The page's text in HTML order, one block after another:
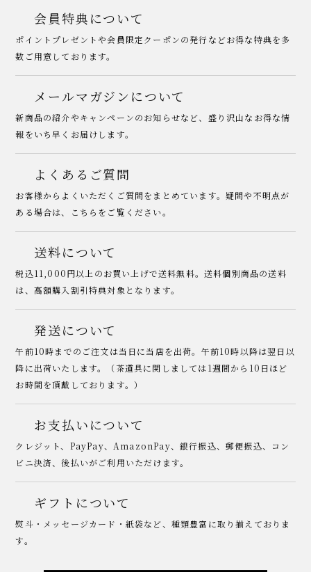
会員特典について
ポイントプレゼントや会員限定クーポンの発行などお得な特典を多
数ご用意しております。
メールマガジンについて
新商品の紹介やキャンペーンのお知らせなど、盛り沢山なお得な情
報をいち早くお届けします。
よくあるご質問
お客様からよくいただくご質問をまとめています。疑問や不明点が
ある場合は、こちらをご覧ください。
送料について
税込11,000円以上のお買い上げで送料無料。送料個別商品の送料
は、高額購入割引特典対象となります。
発送について
午前10時までのご注文は当日に当店を出荷。午前10時以降は翌日以
降に出荷いたします。（茶道具に関しましては1週間から10日ほど
お時間を頂戴しております。）
お支払いについて
クレジット、PayPay、AmazonPay、銀行振込、郵便振込、コン
ビニ決済、後払いがご利用いただけます。
ギフトについて
熨斗・メッセージカード・紙袋など、種類豊富に取り揃えておりま
す。